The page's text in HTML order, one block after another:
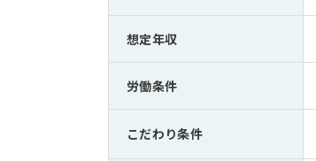
想定年収
労働条件
こだわり条件